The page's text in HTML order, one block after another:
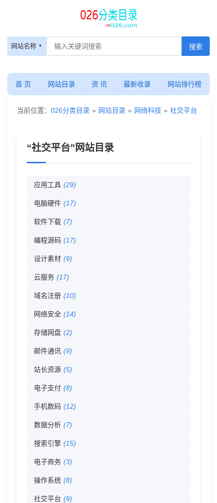
社
交
平
台
网
网站名称
首 页 网站目录 资 讯 最新收录 网站排行榜
当前位置： 026分类目录 » 网站目录 » 网络科技 » 社交平台
“社交平台”网站目录
应用工具 (29)
电脑硬件 (17)
软件下载 (7)
编程源码 (17)
设计素材 (9)
云服务 (17)
域名注册 (10)
网络安全 (14)
存储网盘 (2)
邮件通讯 (9)
站长资源 (5)
电子支付 (8)
手机数码 (12)
数据分析 (7)
搜索引擎 (15)
电子商务 (3)
操作系统 (8)
社交平台 (9)